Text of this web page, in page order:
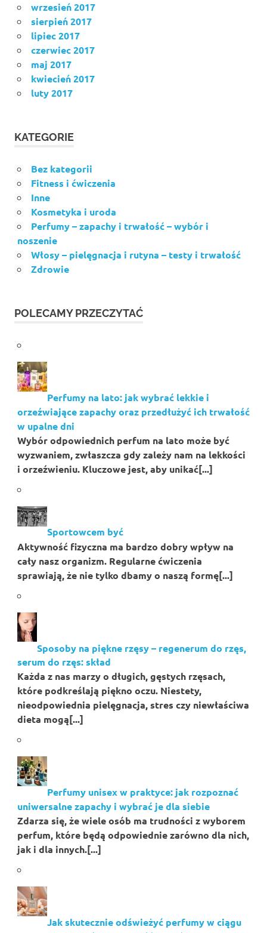
wrzesień 2017
sierpień 2017
lipiec 2017
czerwiec 2017
maj 2017
kwiecień 2017
luty 2017
KATEGORIE
Bez kategorii
Fitness i ćwiczenia
Inne
Kosmetyka i uroda
Perfumy – zapachy i trwałość – wybór i
noszenie
Włosy – pielęgnacja i rutyna – testy i trwałość
Zdrowie
POLECAMY PRZECZYTAĆ
Perfumy na lato: jak wybrać lekkie i
orzeźwiające zapachy oraz przedłużyć ich trwałość
w upalne dni
Wybór odpowiednich perfum na lato może być
wyzwaniem, zwłaszcza gdy zależy nam na lekkości
i orzeźwieniu. Kluczowe jest, aby unikać[...]
Sportowcem być
Aktywność fizyczna ma bardzo dobry wpływ na
cały nasz organizm. Regularne ćwiczenia
sprawiają, że nie tylko dbamy o naszą formę[...]
Sposoby na piękne rzęsy – regenerum do rzęs,
serum do rzęs: skład
Każda z nas marzy o długich, gęstych rzęsach,
które podkreślają piękno oczu. Niestety,
nieodpowiednia pielęgnacja, stres czy niewłaściwa
dieta mogą[...]
Perfumy unisex w praktyce: jak rozpoznać
uniwersalne zapachy i wybrać je dla siebie
Zdarza się, że wiele osób ma trudności z wyborem
perfum, które będą odpowiednie zarówno dla nich,
jak i dla innych.[...]
Jak skutecznie odświeżyć perfumy w ciągu